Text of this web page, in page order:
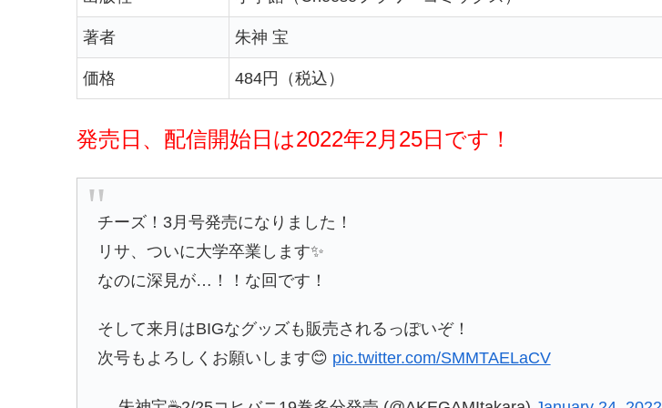
著者 朱神 宝
価格 484円（税込）
発売日、配信開始日は2022年2月25日です！
チーズ！3月号発売になりました！
リサ、ついに大学卒業します✨
なのに深見が…！！な回です！
そして来月はBIGなグッズも販売されるっぽいぞ！
次号もよろしくお願いします😊 pic.twitter.com/SMMTAELaCV